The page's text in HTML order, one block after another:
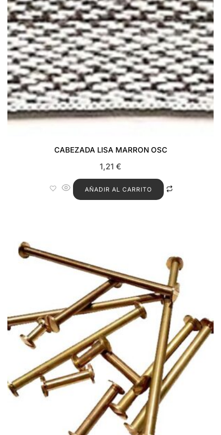
CABEZADA LISA MARRON OSC
1,21 €
AÑADIR AL CARRITO